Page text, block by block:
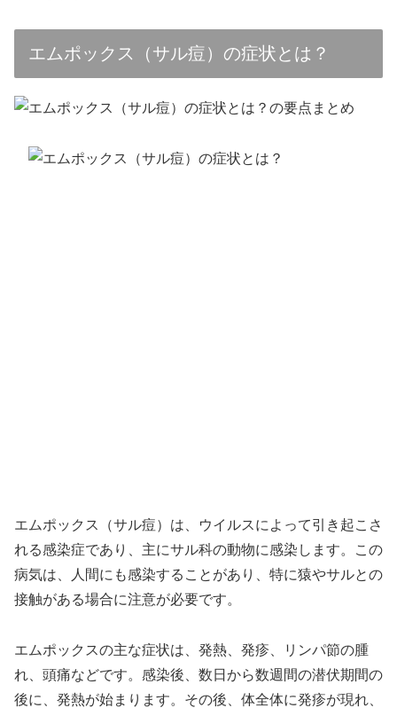
エムポックス（サル痘）の症状とは？
エムポックス（サル痘）は、ウイルスによって引き起こさ
れる感染症であり、主にサル科の動物に感染します。この
病気は、人間にも感染することがあり、特に猿やサルとの
接触がある場合に注意が必要です。
エムポックスの主な症状は、発熱、発疹、リンパ節の腫
れ、頭痛などです。感染後、数日から数週間の潜伏期間の
後に、発熱が始まります。その後、体全体に発疹が現れ、